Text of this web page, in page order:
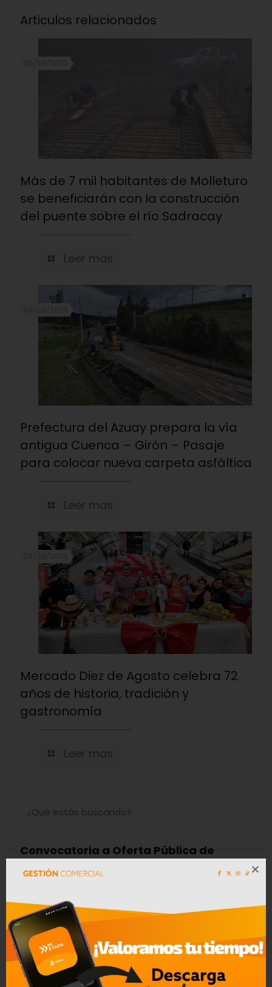
Articulos relacionados
Más de 7 mil habitantes de Molleturo
se beneficiarán con la construcción
del puente sobre el río Sadracay
Leer mas
Prefectura del Azuay prepara la vía
antigua Cuenca – Girón – Pasaje
para colocar nueva carpeta asfáltica
Leer mas
Mercado Diez de Agosto celebra 72
años de historia, tradición y
gastronomía
Leer mas
Convocatoria a Oferta Pública de
CREA en Liquidación